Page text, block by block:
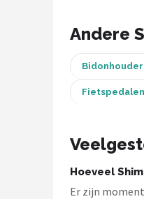
New Looxs
Andere
Fietspedalen
Hoeveel
Er zijn